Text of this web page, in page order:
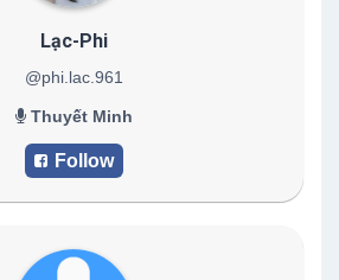
Lạc-Phi
@phi.lac.961
Thuyết Minh
Follow